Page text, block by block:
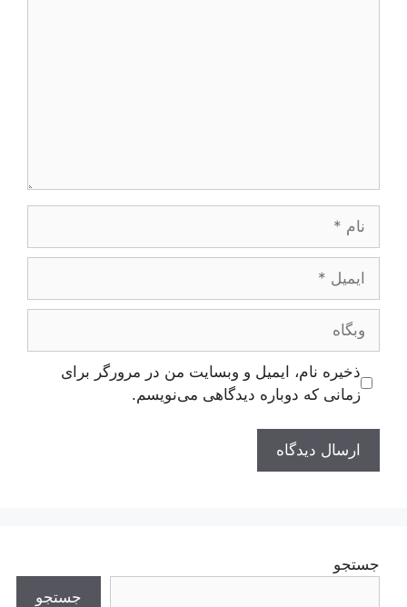
وبگاه
ذخیره نام، ایمیل و وبسایت من در مرورگر برای
زمانی که دوباره دیدگاهی می‌نویسم.
جستجو
جستجو